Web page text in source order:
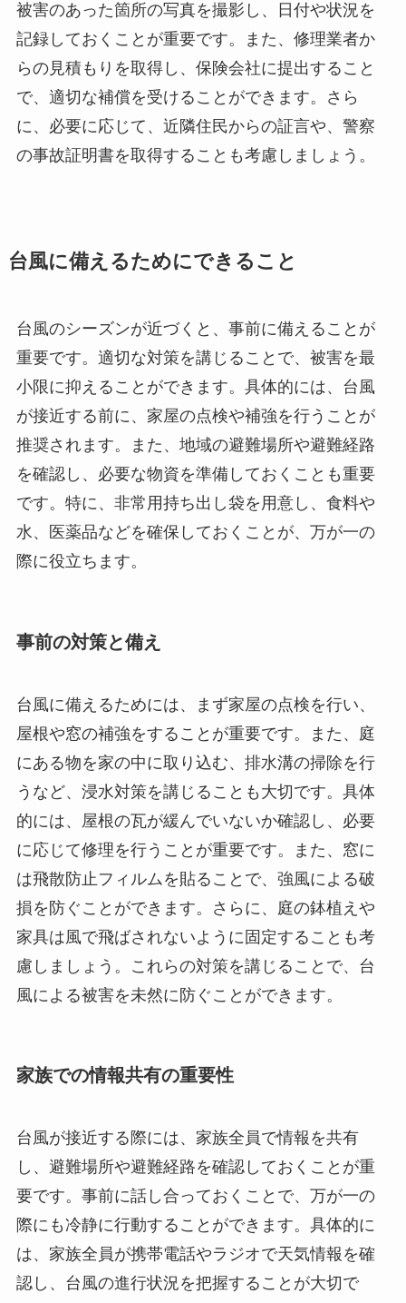
被害のあった箇所の写真を撮影し、日付や状況を
記録しておくことが重要です。また、修理業者か
らの見積もりを取得し、保険会社に提出すること
で、適切な補償を受けることができます。さら
に、必要に応じて、近隣住民からの証言や、警察
の事故証明書を取得することも考慮しましょう。
台風に備えるためにできること
台風のシーズンが近づくと、事前に備えることが
重要です。適切な対策を講じることで、被害を最
小限に抑えることができます。具体的には、台風
が接近する前に、家屋の点検や補強を行うことが
推奨されます。また、地域の避難場所や避難経路
を確認し、必要な物資を準備しておくことも重要
です。特に、非常用持ち出し袋を用意し、食料や
水、医薬品などを確保しておくことが、万が一の
際に役立ちます。
事前の対策と備え
台風に備えるためには、まず家屋の点検を行い、
屋根や窓の補強をすることが重要です。また、庭
にある物を家の中に取り込む、排水溝の掃除を行
うなど、浸水対策を講じることも大切です。具体
的には、屋根の瓦が緩んでいないか確認し、必要
に応じて修理を行うことが重要です。また、窓に
は飛散防止フィルムを貼ることで、強風による破
損を防ぐことができます。さらに、庭の鉢植えや
家具は風で飛ばされないように固定することも考
慮しましょう。これらの対策を講じることで、台
風による被害を未然に防ぐことができます。
家族での情報共有の重要性
台風が接近する際には、家族全員で情報を共有
し、避難場所や避難経路を確認しておくことが重
要です。事前に話し合っておくことで、万が一の
際にも冷静に行動することができます。具体的に
は、家族全員が携帯電話やラジオで天気情報を確
認し、台風の進行状況を把握することが大切で